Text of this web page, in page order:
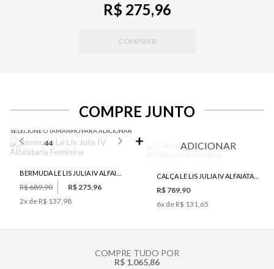
R$ 275,96
COMPRAR
COMPRE JUNTO
SELECIONE O TAMANHO PARA ADICIONAR
44
R$ 689,90
R$ 275,96
2x de R$ 137,98
ADICIONAR
R$ 789,90
6x de R$ 131,65
COMPRE TUDO POR
R$ 1.065,86